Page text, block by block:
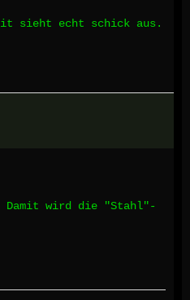
sieht echt schick aus.
Damit wird die "Stahl"-